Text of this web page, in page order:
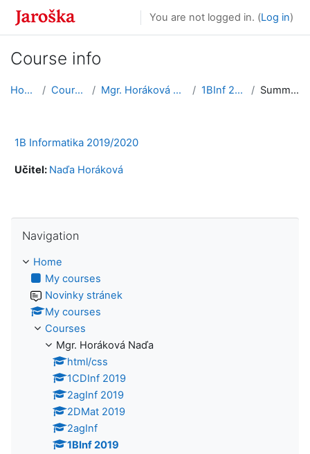
Skip to main content
You are not logged in. (Log in)
Course info
Home Courses Mgr. Horáková Naďa 1BInf 2019 Summary
1B Informatika 2019/2020
Učitel: Naďa Horáková
Navigation
Home
My courses
Novinky stránek
My courses
Courses
Mgr. Horáková Naďa
html/css
1CDInf 2019
2agInf 2019
2DMat 2019
2agInf
1BInf 2019